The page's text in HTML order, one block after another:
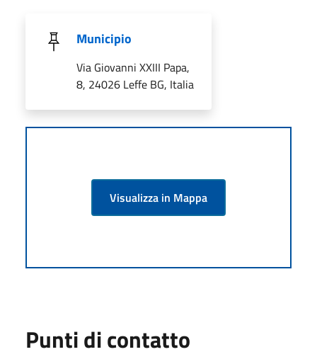
Municipio
Via Giovanni XXIII Papa,
8, 24026 Leffe BG, Italia
Visualizza in Mappa
Punti di contatto